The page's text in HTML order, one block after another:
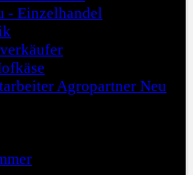
- Einzelhandel
Agropartner Neu